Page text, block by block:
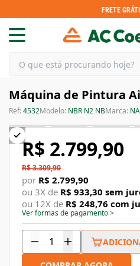
FRETE
Máquina de Pintura
Ref:4532Modelo: NBR N2 NBMarca:
R$ 2.799,90
R$ 3.309,90
por R$ 2.799,90
ou 3X de R$ 933,30 sem
ou 12X de R$ 248,76 com
Ver formas de pagamento>